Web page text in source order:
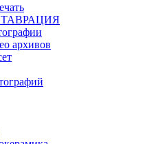
архивов